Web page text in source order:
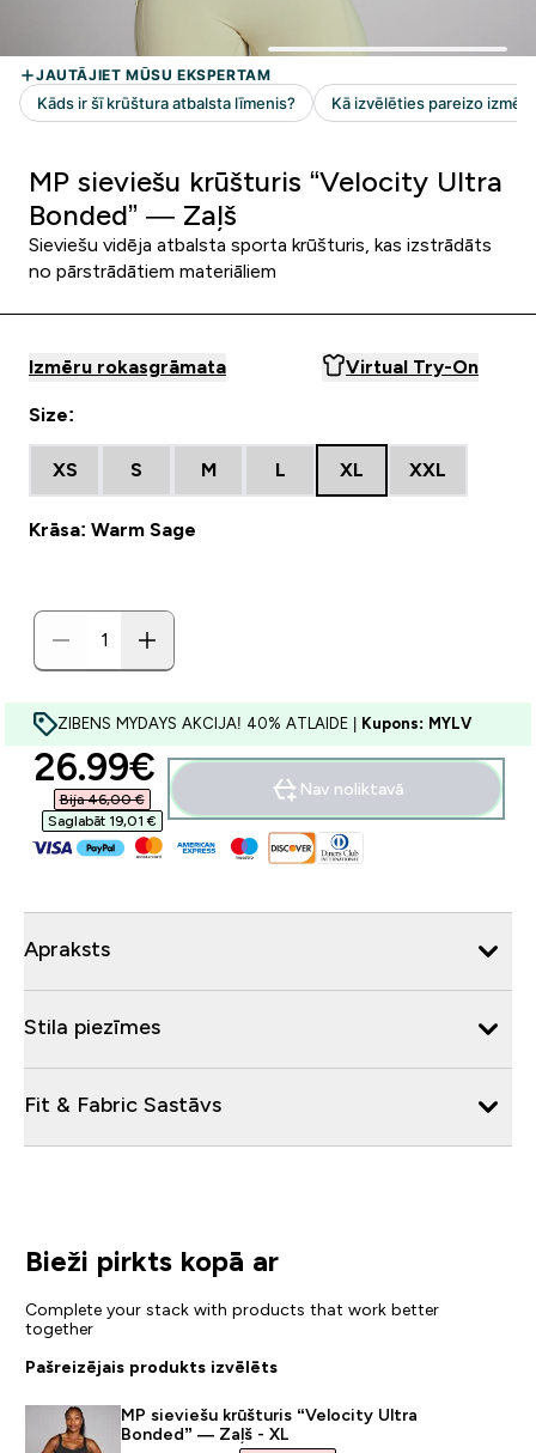
MP sieviešu krūšturis “Velocity Ultra
Bonded” — Zaļš
Sieviešu vidēja atbalsta sporta krūšturis, kas izstrādāts
no pārstrādātiem materiāliem
Izmēru rokasgrāmata Virtual Try-On
Size:
XS S M L XL XXL
Krāsa: Warm Sage
ZIBENS MYDAYS AKCIJA! 40% ATLAIDE | Kupons: MYLV
discounted price
26.99€‎
Bija 46,00 €‎
Saglabāt 19,01 €‎
Nav noliktavā
Apraksts
Stila piezīmes
Fit & Fabric Sastāvs
Bieži pirkts kopā ar
Complete your stack with products that work better
together
Pašreizējais produkts izvēlēts
MP sieviešu krūšturis “Velocity Ultra
Bonded” — Zaļš - XL